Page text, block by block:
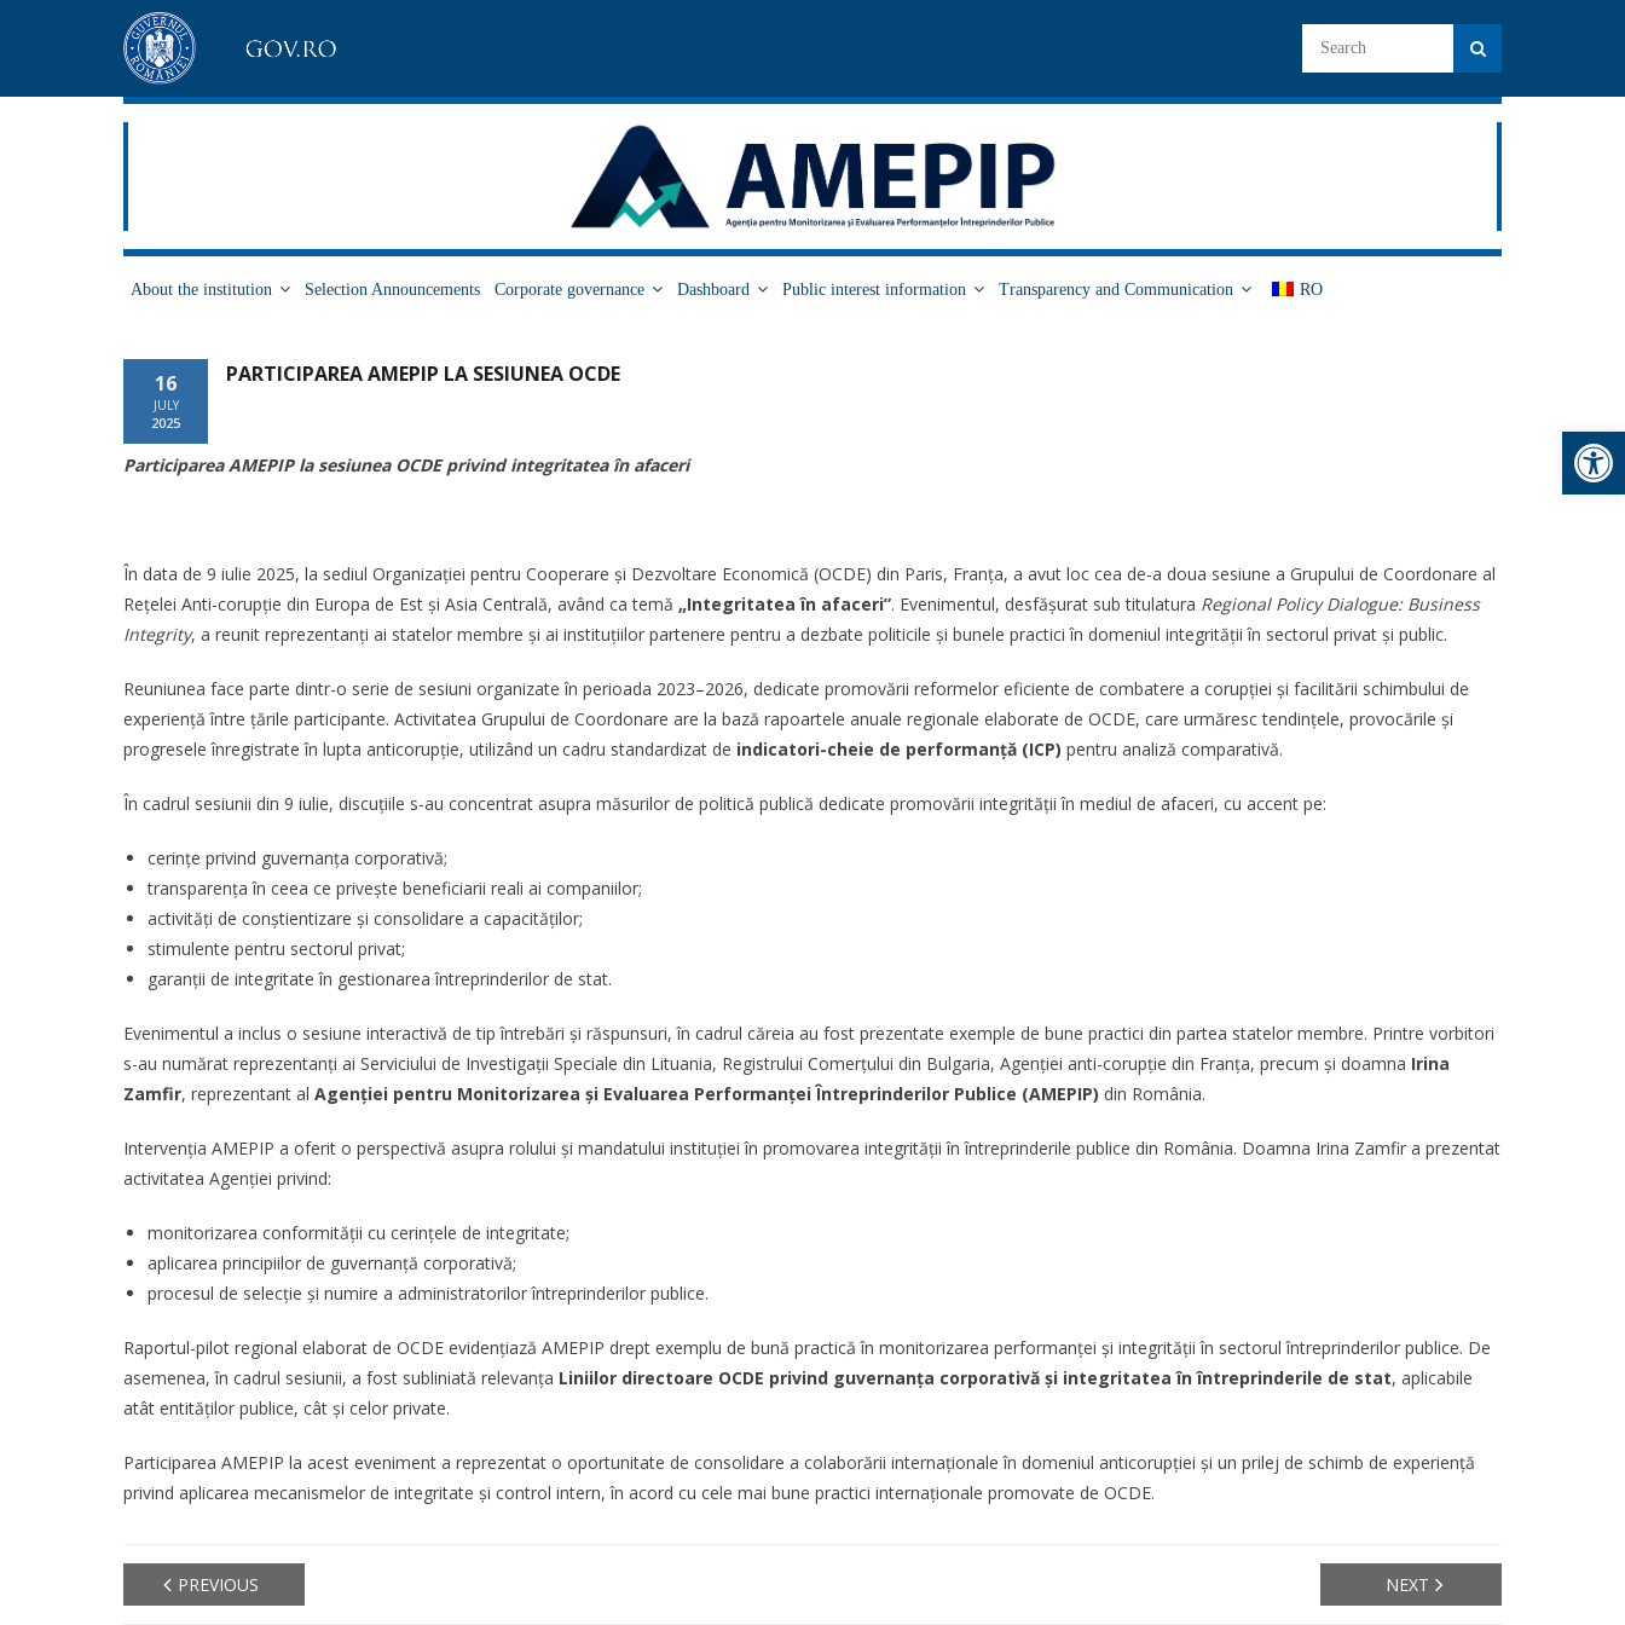
Open toolbar
About the institution Selection Announcements Corporate governance Dashboard Public interest information Transparency and Communication RO
PARTICIPAREA AMEPIP LA SESIUNEA OCDE
16
JULY
2025
Participarea AMEPIP la sesiunea OCDE privind integritatea în afaceri
În data de 9 iulie 2025, la sediul Organizației pentru Cooperare și Dezvoltare Economică (OCDE) din Paris, Franța, a avut loc cea de-a doua sesiune a Grupului de Coordonare al
Rețelei Anti-corupție din Europa de Est și Asia Centrală, având ca temă „Integritatea în afaceri”. Evenimentul, desfășurat sub titulatura Regional Policy Dialogue: Business
Integrity, a reunit reprezentanți ai statelor membre și ai instituțiilor partenere pentru a dezbate politicile și bunele practici în domeniul integrității în sectorul privat și public.
Reuniunea face parte dintr-o serie de sesiuni organizate în perioada 2023–2026, dedicate promovării reformelor eficiente de combatere a corupției și facilitării schimbului de
experiență între țările participante. Activitatea Grupului de Coordonare are la bază rapoartele anuale regionale elaborate de OCDE, care urmăresc tendințele, provocările și
progresele înregistrate în lupta anticorupție, utilizând un cadru standardizat de indicatori-cheie de performanță (ICP) pentru analiză comparativă.
În cadrul sesiunii din 9 iulie, discuțiile s-au concentrat asupra măsurilor de politică publică dedicate promovării integrității în mediul de afaceri, cu accent pe:
cerințe privind guvernanța corporativă;
transparența în ceea ce privește beneficiarii reali ai companiilor;
activități de conștientizare și consolidare a capacităților;
stimulente pentru sectorul privat;
garanții de integritate în gestionarea întreprinderilor de stat.
Evenimentul a inclus o sesiune interactivă de tip întrebări și răspunsuri, în cadrul căreia au fost prezentate exemple de bune practici din partea statelor membre. Printre vorbitori
s-au numărat reprezentanți ai Serviciului de Investigații Speciale din Lituania, Registrului Comerțului din Bulgaria, Agenției anti-corupție din Franța, precum și doamna Irina
Zamfir, reprezentant al Agenției pentru Monitorizarea și Evaluarea Performanței Întreprinderilor Publice (AMEPIP) din România.
Intervenția AMEPIP a oferit o perspectivă asupra rolului și mandatului instituției în promovarea integrității în întreprinderile publice din România. Doamna Irina Zamfir a prezentat
activitatea Agenției privind:
monitorizarea conformității cu cerințele de integritate;
aplicarea principiilor de guvernanță corporativă;
procesul de selecție și numire a administratorilor întreprinderilor publice.
Raportul-pilot regional elaborat de OCDE evidențiază AMEPIP drept exemplu de bună practică în monitorizarea performanței și integrității în sectorul întreprinderilor publice. De
asemenea, în cadrul sesiunii, a fost subliniată relevanța Liniilor directoare OCDE privind guvernanța corporativă și integritatea în întreprinderile de stat, aplicabile
atât entităților publice, cât și celor private.
Participarea AMEPIP la acest eveniment a reprezentat o oportunitate de consolidare a colaborării internaționale în domeniul anticorupției și un prilej de schimb de experiență
privind aplicarea mecanismelor de integritate și control intern, în acord cu cele mai bune practici internaționale promovate de OCDE.
PREVIOUS NEXT